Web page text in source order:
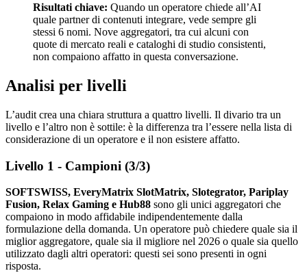
Risultati chiave: Quando un operatore chiede all’AI
quale partner di contenuti integrare, vede sempre gli
stessi 6 nomi. Nove aggregatori, tra cui alcuni con
quote di mercato reali e cataloghi di studio consistenti,
non compaiono affatto in questa conversazione.
Analisi per livelli
L’audit crea una chiara struttura a quattro livelli. Il divario tra un
livello e l’altro non è sottile: è la differenza tra l’essere nella lista di
considerazione di un operatore e il non esistere affatto.
Livello 1 - Campioni (3/3)
SOFTSWISS, EveryMatrix SlotMatrix, Slotegrator, Pariplay
Fusion, Relax Gaming e Hub88 sono gli unici aggregatori che
compaiono in modo affidabile indipendentemente dalla
formulazione della domanda. Un operatore può chiedere quale sia il
miglior aggregatore, quale sia il migliore nel 2026 o quale sia quello
utilizzato dagli altri operatori: questi sei sono presenti in ogni
risposta.